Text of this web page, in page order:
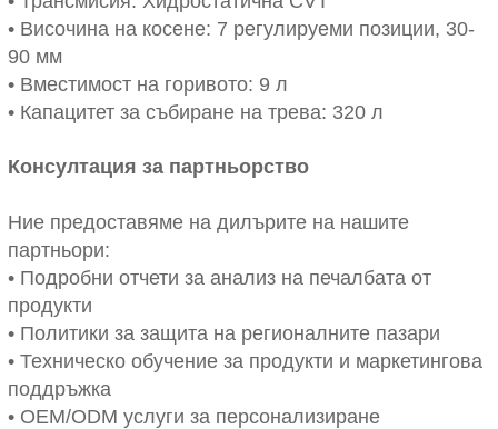
• Височина на косене: 7 регулируеми позиции, 30-
90 мм
• Вместимост на горивото: 9 л
• Капацитет за събиране на трева: 320 л
Консултация за партньорство
Ние предоставяме на дилърите на нашите
партньори:
• Подробни отчети за анализ на печалбата от
продукти
• Политики за защита на регионалните пазари
• Техническо обучение за продукти и маркетингова
поддръжка
• OEM/ODM услуги за персонализиране